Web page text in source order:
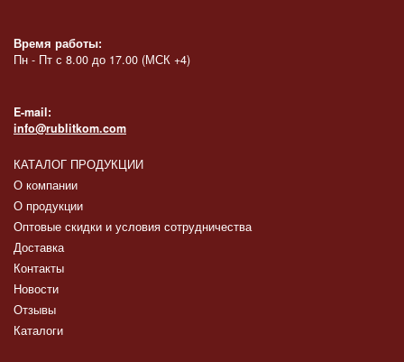
Время работы:
Пн - Пт с 8.00 до 17.00 (МСК +4)
E-mail:
info@rublitkom.com
КАТАЛОГ ПРОДУКЦИИ
О компании
О продукции
Оптовые скидки и условия сотрудничества
Доставка
Контакты
Новости
Отзывы
Каталоги